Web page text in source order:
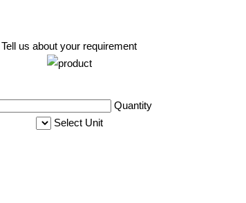
Tell us about your requirement
Quantity
Select Unit